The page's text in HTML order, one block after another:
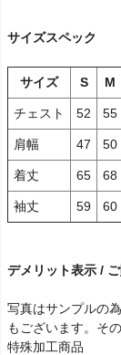
サイズスペック
サイズ S M
チェスト 52 55
肩幅 47 50
着丈 65 68
袖丈 59 60
デメリット表示 /
写真はサンプルの
もございます。そ
特殊加工商品